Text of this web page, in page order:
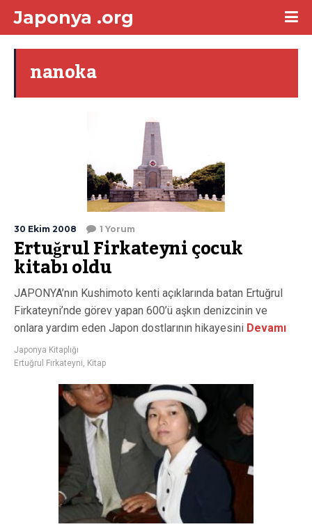
Japonya .org
nanoka
30 Ekim 2008 1 Yorum
Ertuğrul Firkateyni çocuk
kitabı oldu
JAPONYA’nın Kushimoto kenti açıklarında batan Ertuğrul
Firkateyni’nde görev yapan 600’ü aşkın denizcinin ve
onlara yardım eden Japon dostlarının hikayesini Devamı
Japonya Kitaplığı
Ertuğrul Fırkateyni, Kitap